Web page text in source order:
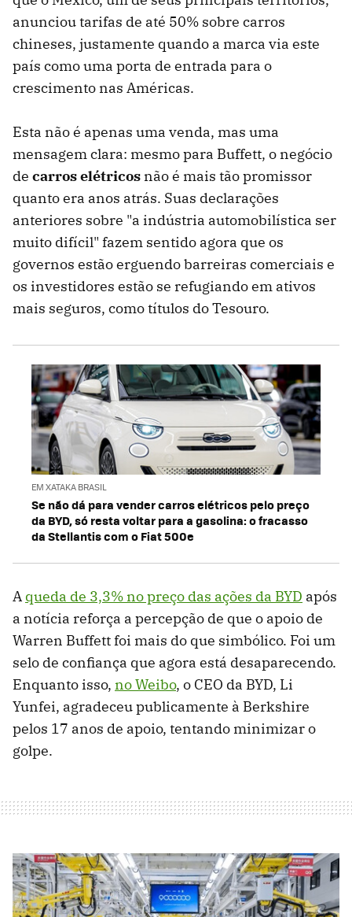
anunciou tarifas de até 50% sobre carros
chineses, justamente quando a marca via este
país como uma porta de entrada para o
crescimento nas Américas.
Esta não é apenas uma venda, mas uma
mensagem clara: mesmo para Buffett, o negócio
de carros elétricos não é mais tão promissor
quanto era anos atrás. Suas declarações
anteriores sobre "a indústria automobilística ser
muito difícil" fazem sentido agora que os
governos estão erguendo barreiras comerciais e
os investidores estão se refugiando em ativos
mais seguros, como títulos do Tesouro.
EM XATAKA BRASIL
Se não dá para vender carros elétricos pelo preço
da BYD, só resta voltar para a gasolina: o fracasso
da Stellantis com o Fiat 500e
A queda de 3,3% no preço das ações da BYD após
a notícia reforça a percepção de que o apoio de
Warren Buffett foi mais do que simbólico. Foi um
selo de confiança que agora está desaparecendo.
Enquanto isso, no Weibo, o CEO da BYD, Li
Yunfei, agradeceu publicamente à Berkshire
pelos 17 anos de apoio, tentando minimizar o
golpe.